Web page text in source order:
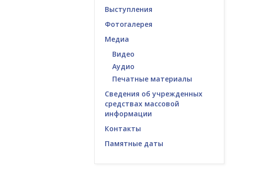
Выступления
Фотогалерея
Медиа
Видео
Аудио
Печатные материалы
Сведения об учрежденных
средствах массовой
информации
Контакты
Памятные даты